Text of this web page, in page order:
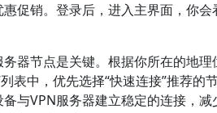
促销。登录后，进入主界面，你
器节点是关键。根据你所在的地
表中，优先选择“快速连接”推荐
与VPN服务器建立稳定的连接，